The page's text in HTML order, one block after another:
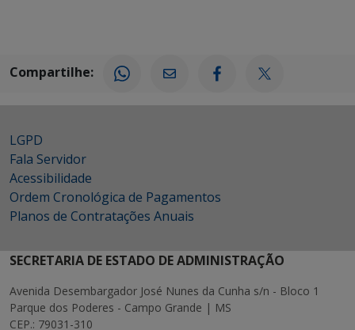
Compartilhe:
LGPD
Fala Servidor
Acessibilidade
Ordem Cronológica de Pagamentos
Planos de Contratações Anuais
SECRETARIA DE ESTADO DE ADMINISTRAÇÃO
Avenida Desembargador José Nunes da Cunha s/n - Bloco 1
Parque dos Poderes - Campo Grande | MS
CEP.: 79031-310